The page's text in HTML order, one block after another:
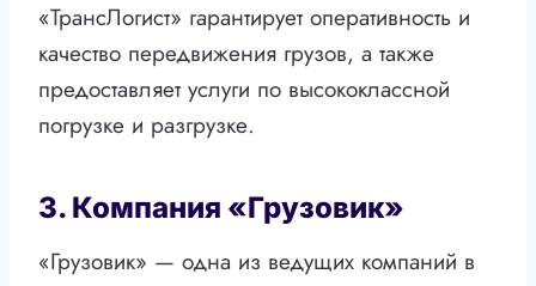
«ТрансЛогист» гарантирует оперативность и
качество передвижения грузов, а также
предоставляет услуги по высококлассной
погрузке и разгрузке.
3. Компания «Грузовик»
«Грузовик» — одна из ведущих компаний в